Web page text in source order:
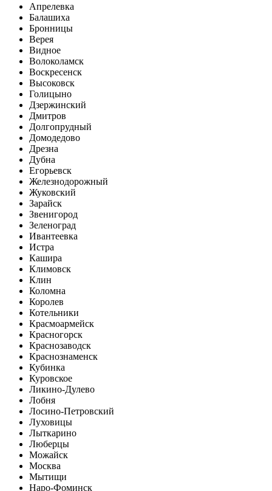
Апрелевка
Балашиха
Бронницы
Верея
Видное
Волоколамск
Воскресенск
Высоковск
Голицыно
Дзержинский
Дмитров
Долгопрудный
Домодедово
Дрезна
Дубна
Егорьевск
Железнодорожный
Жуковский
Зарайск
Звенигород
Зеленоград
Ивантеевка
Истра
Кашира
Климовск
Клин
Коломна
Королев
Котельники
Красмоармейск
Красногорск
Краснозаводск
Краснознаменск
Кубинка
Куровское
Ликино-Дулево
Лобня
Лосино-Петровский
Луховицы
Лыткарино
Люберцы
Можайск
Москва
Мытищи
Наро-Фоминск